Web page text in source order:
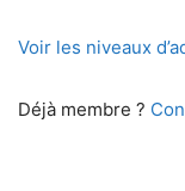
Voir les niveaux
Déjà membre ?